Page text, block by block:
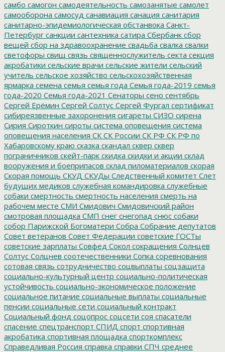
самбо самогон самодеятельность самозанятые самолет
самооборона самосуд санавиация санация санитария
санитарно-эпидемиологическая обстанвока Санкт-
Петербург санкции сантехника сатира Сбербанк сбор
вещей сбор на здравоохранение свадьба свалка свалки
светофоры свищ связь священнослужитель секта секция
акробатики сельские врачи сельские жители сельский
учитель сельское хозяйство сельскохозяйственная
ярмарка семена семья семья года Семья года-2019 семья
года-2020 Семья года-2021 Сенаторы сено сентябрь
Сергей Ерёмин Сергей Солтус Сергей Фургал сертификат
сибиреязвенные захоронения сигареты СИЗО сирена
Сирия Сироткин сироты система оповещения система
оповещения населения СК СК России СК РФ СК РФ по
Хабаровскому краю сказка скандал сквер сквер
пограничников скейт-парк скидка скидки и акции склад
вооружения и боеприпасов склад пиломатериалов скорая
Скорая помощь СКУД СКУДы Следственный комитет Слет
будущих медиков служебная командировка служебные
собаки смертность смертность населения смерть на
рабочем месте СМИ Смидович Смидовичский район
смотровая площадка СМП снег снегопад снюс собаки
собор Парижской Богоматери Собра Собрание депутатов
Совет ветеранов Совет Федерации советские ГОСТы
советские зарплаты Совфед Сокол сокращения Солнцев
Солтус Солцнев соотечественники Сопка соревнования
сотовая связь сотрудничество соцвыплаты соцзащита
социально-культурный центр социально-политическая
устойчивость социально-экономическое положение
социальное питание социальные выплаты социальные
пенсии социальные сети социальный контракт
Социальный фонд соцопрос соцсети соя спасатели
спасение спецтранспорт СПИД спорт спортивная
акробатика спортивная площадка спорткомплекс
Справедливая Россия справка справки СПЧ среднее